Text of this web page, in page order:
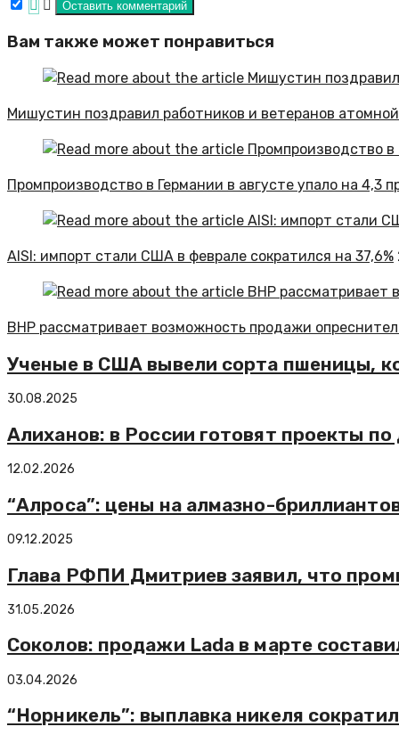
Вам также может понравиться
Мишустин поздравил работников и ветеранов
Промпроизводство в Германии в августе упало на 4,3
AISI: импорт стали США в феврале сократился на 37,6%
BHP рассматривает возможность продажи
Ученые в США вывели сорта пшеницы,
30.08.2025
Алиханов: в России готовят проекты
12.02.2026
“Алроса”: цены на алмазно-
09.12.2025
Глава РФПИ Дмитриев заявил, что
31.05.2026
Соколов: продажи Lada в марте
03.04.2026
“Норникель”: выплавка никеля